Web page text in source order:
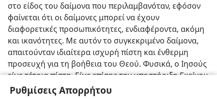
Ρυθμίσεις Απορρήτου
στο είδος του δαίμονα που περιλαμβανόταν, εφόσον
φαίνεται ότι οι δαίμονες μπορεί να έχουν
διαφορετικές προσωπικότητες, ενδιαφέροντα, ακόμη
και ικανότητες. Με αυτόν το συγκεκριμένο δαίμονα,
απαιτούνταν ιδιαίτερα ισχυρή πίστη και ένθερμη
προσευχή για τη βοήθεια του Θεού. Φυσικά, ο Ιησούς
είχε τέτοια πίστη. Είχε επίσης την υποστήριξη Εκείνου
που ακούει προσευχή, του Πατέρα του. (